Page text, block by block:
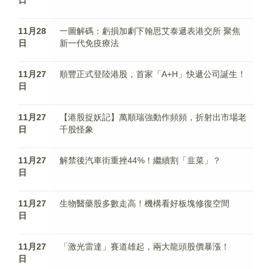
11月28
日
一圖解碼：虧損加劇下翰思艾泰遞表港交所 聚焦
新一代免疫療法
11月27
日
順豐正式登陸港股，首家「A+H」快遞公司誕生！
11月27
日
【港股捉妖記】萬順瑞強動作頻頻，折射出市場老
千股怪象
11月27
日
解禁後汽車街重挫44%！繼續割「韭菜」？
11月27
日
生物醫藥股多數走高！機構看好板塊修復空間
11月27
日
「激光雷達」賽道雄起，兩大龍頭股價暴漲！